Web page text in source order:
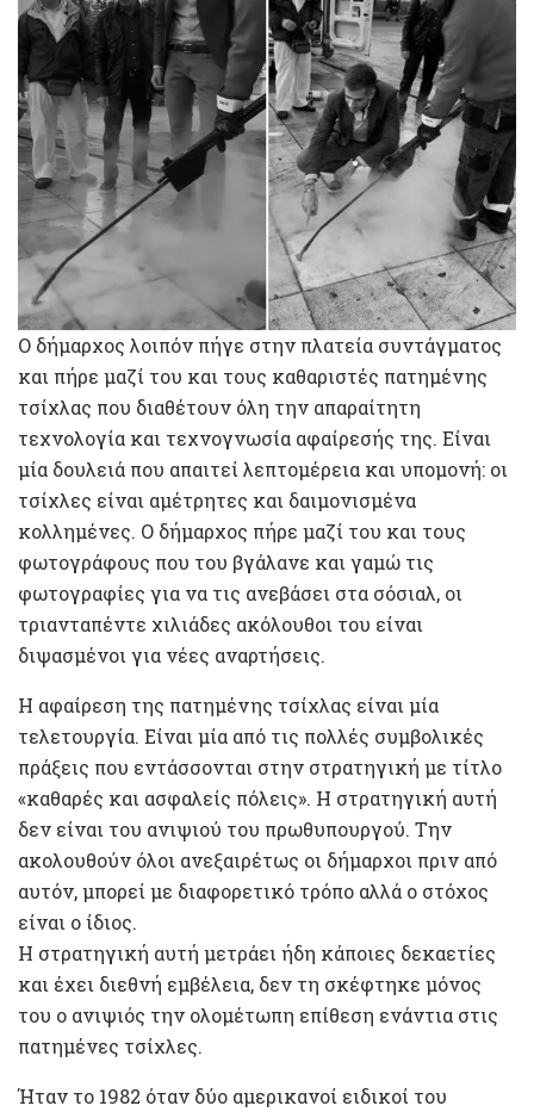
Ο δήμαρχος λοιπόν πήγε στην πλατεία συντάγματος
και πήρε μαζί του και τους καθαριστές πατημένης
τσίχλας που διαθέτουν όλη την απαραίτητη
τεχνολογία και τεχνογνωσία αφαίρεσής της. Είναι
μία δουλειά που απαιτεί λεπτομέρεια και υπομονή: οι
τσίχλες είναι αμέτρητες και δαιμονισμένα
κολλημένες. Ο δήμαρχος πήρε μαζί του και τους
φωτογράφους που του βγάλανε και γαμώ τις
φωτογραφίες για να τις ανεβάσει στα σόσιαλ, οι
τριανταπέντε χιλιάδες ακόλουθοι του είναι
διψασμένοι για νέες αναρτήσεις.
Η αφαίρεση της πατημένης τσίχλας είναι μία
τελετουργία. Είναι μία από τις πολλές συμβολικές
πράξεις που εντάσσονται στην στρατηγική με τίτλο
«καθαρές και ασφαλείς πόλεις». Η στρατηγική αυτή
δεν είναι του ανιψιού του πρωθυπουργού. Την
ακολουθούν όλοι ανεξαιρέτως οι δήμαρχοι πριν από
αυτόν, μπορεί με διαφορετικό τρόπο αλλά ο στόχος
είναι ο ίδιος.
Η στρατηγική αυτή μετράει ήδη κάποιες δεκαετίες
και έχει διεθνή εμβέλεια, δεν τη σκέφτηκε μόνος
του ο ανιψιός την ολομέτωπη επίθεση ενάντια στις
πατημένες τσίχλες.
Ήταν το 1982 όταν δύο αμερικανοί ειδικοί του